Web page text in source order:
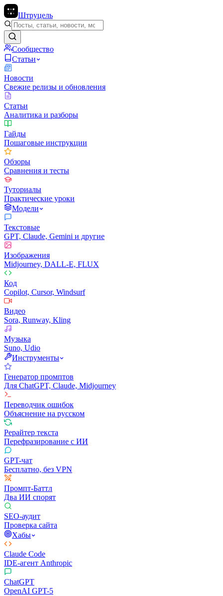
Штруцель
Сообщество
Статьи
Новости
Свежие релизы и обновления
Статьи
Аналитика и разборы
Гайды
Пошаговые инструкции
Обзоры
Сравнения и тесты
Туториалы
Практические уроки
Модели
Текстовые
GPT, Claude, Gemini и другие
Изображения
Midjourney, DALL-E, FLUX
Код
Copilot, Cursor, Windsurf
Видео
Sora, Runway, Kling
Музыка
Suno, Udio
Инструменты
Генератор промптов
Для ChatGPT, Claude, Midjourney
Переводчик ошибок
Объяснение на русском
Рерайтер текста
Перефразирование с ИИ
GPT-чат
Бесплатно, без VPN
Промпт-Баттл
Два ИИ спорят
SEO-аудит
Проверка сайта
Хабы
Claude Code
IDE-агент Anthropic
ChatGPT
OpenAI GPT-5